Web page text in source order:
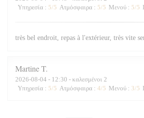
Υπηρεσία : 5/5 Ατμόσφαιρα : 5/5 Μενού : 5/5
très bel endroit, repas à l'extérieur, très vite
MartineT
2026-08-04 - 12:30 - καλεσμένοι 2
Υπηρεσία : 5/5 Ατμόσφαιρα : 4/5 Μενού : 3/5